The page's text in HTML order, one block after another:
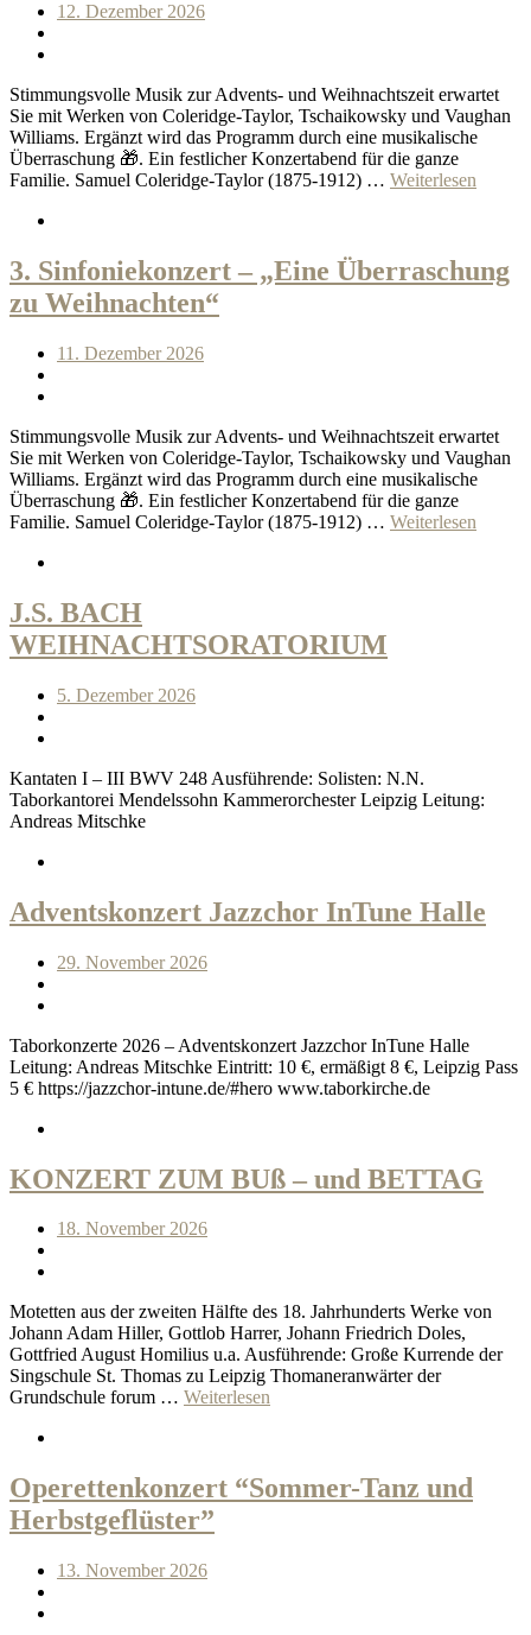
12. Dezember 2026
Stimmungsvolle Musik zur Advents- und Weihnachtszeit erwartet
Sie mit Werken von Coleridge-Taylor, Tschaikowsky und Vaughan
Williams. Ergänzt wird das Programm durch eine musikalische
Überraschung 🎁. Ein festlicher Konzertabend für die ganze
Familie. Samuel Coleridge-Taylor (1875-1912) … Weiterlesen
3. Sinfoniekonzert – „Eine Überraschung
zu Weihnachten“
11. Dezember 2026
Stimmungsvolle Musik zur Advents- und Weihnachtszeit erwartet
Sie mit Werken von Coleridge-Taylor, Tschaikowsky und Vaughan
Williams. Ergänzt wird das Programm durch eine musikalische
Überraschung 🎁. Ein festlicher Konzertabend für die ganze
Familie. Samuel Coleridge-Taylor (1875-1912) … Weiterlesen
J.S. BACH
WEIHNACHTSORATORIUM
5. Dezember 2026
Kantaten I – III BWV 248 Ausführende: Solisten: N.N.
Taborkantorei Mendelssohn Kammerorchester Leipzig Leitung:
Andreas Mitschke
Adventskonzert Jazzchor InTune Halle
29. November 2026
Taborkonzerte 2026 – Adventskonzert Jazzchor InTune Halle
Leitung: Andreas Mitschke Eintritt: 10 €, ermäßigt 8 €, Leipzig Pass
5 € https://jazzchor-intune.de/#hero www.taborkirche.de
KONZERT ZUM BUß – und BETTAG
18. November 2026
Motetten aus der zweiten Hälfte des 18. Jahrhunderts Werke von
Johann Adam Hiller, Gottlob Harrer, Johann Friedrich Doles,
Gottfried August Homilius u.a. Ausführende: Große Kurrende der
Singschule St. Thomas zu Leipzig Thomaneranwärter der
Grundschule forum … Weiterlesen
Operettenkonzert “Sommer-Tanz und
Herbstgeflüster”
13. November 2026